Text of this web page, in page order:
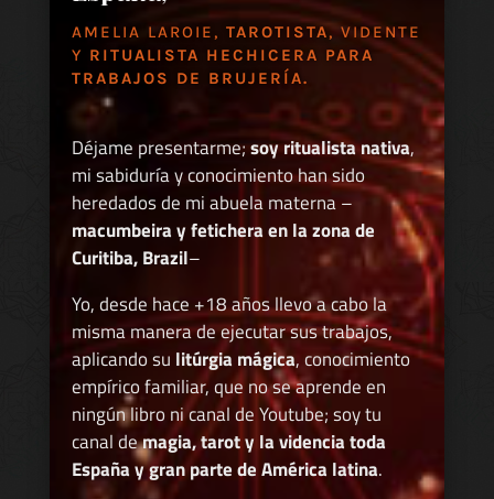
AMELIA LAROIE, TAROTISTA, VIDENTE
Y RITUALISTA HECHICERA PARA
TRABAJOS DE BRUJERÍA.
Déjame presentarme;soy ritualista nativa,
mi sabiduría y conocimiento han sido
heredados de mi abuela materna –
macumbeira y fetichera en la zona de
Curitiba, Brazil–
Yo, desde hace +18 años llevo a cabo la
misma manera de ejecutar sus trabajos,
aplicando su litúrgia mágica, conocimiento
empírico familiar, que no se aprende en
ningún libro ni canal de Youtube; soy tu
canal demagia, tarot y la videncia toda
España y gran parte de América latina.